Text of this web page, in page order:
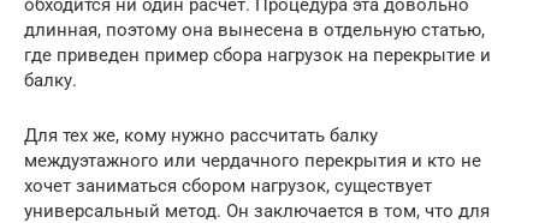
обходится ни один расчет. Процедура эта довольно
длинная, поэтому она вынесена в отдельную статью,
где приведен пример сбора нагрузок на перекрытие и
балку.
Для тех же, кому нужно рассчитать балку
междуэтажного или чердачного перекрытия и кто не
хочет заниматься сбором нагрузок, существует
универсальный метод. Он заключается в том, что для